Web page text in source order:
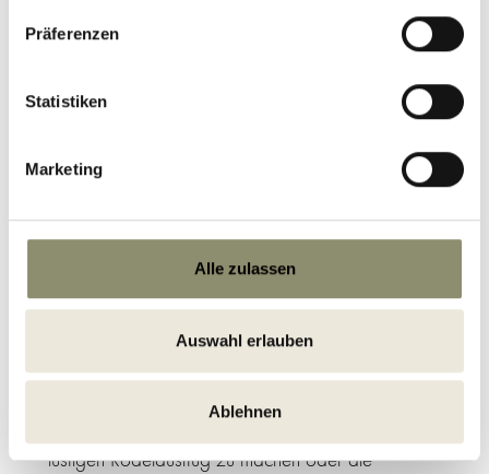
Präferenzen
Statistiken
Marketing
Alle zulassen
Auswahl erlauben
Ablehnen
und Dampfbädern genießen Sie und Ihre Freundinnen
Wellness auf höchstem Niveau.
Sich fallen lassen, die Verspannungen aus dem
Körper verbannen und zur inneren Ruhe finden – das
Massage- und Beautyanwendungen
Massagegriffe von erfahrenen Händen, wohlig
Wellnessurlaub mit der besten Freundin heißt aber
lustigen Rodelausflug zu machen oder die